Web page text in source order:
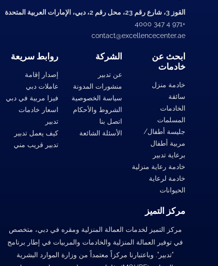
القوز 3، شارع رقم 23، محل رقم 2، دبي، الإمارات العربية المتحدة
+971 4 347 4000
contact@excellencecenter.ae
ابحث عن
خادمات
خادمة منزل
سائقة
الخادمات
المسلمات
جليسة أطفال/
مربية أطفال
برعاية تدبير
خادمة رعاية منزلية
خادمة لرعاية
الحيوانات
الشركة
عن تدبير
منشورات المدونة
سياسة الخصوصية
الشروط والأحكام
اتصل بنا
الأسئلة الشائعة
روابط سريعة
إصدار إقامة
عاملات دبي
فيزا مربية في دبي
اسعار خادمات
تدبير
كيف يعمل تدبير
تدبير قريب مني
مركز التميز
مركز التميز لخدمات العمالة المنزلية ومقره في دبي، متخصص
في توفير العمالة المنزلية والخادمات والمربيات في إطار برنامج
"تدبير". وباعتبارنا مركزاً معتمداً من وزارة الموارد البشرية